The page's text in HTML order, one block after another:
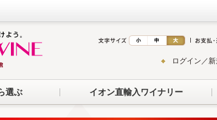
ログイン／
選ぶ イオン直輸入ワイナリー